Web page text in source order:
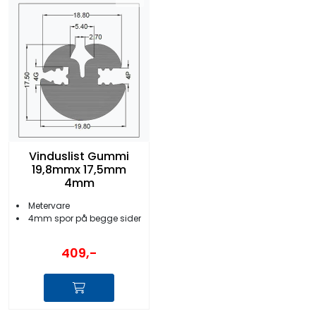
Vinduslist Gummi
19,8mmx 17,5mm
4mm
Metervare
4mm spor på begge sider
409,-